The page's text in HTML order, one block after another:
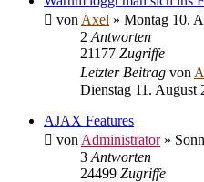
von Axel » Montag 10.
2 Antworten
21177 Zugriffe
Letzter Beitrag von
Dienstag 11. August
AJAX Features
von Administrator»
3 Antworten
24499 Zugriffe